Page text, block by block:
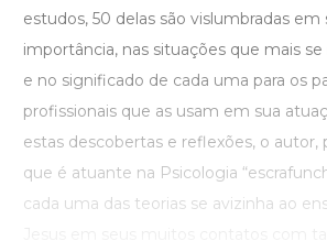
estudos, 50 delas são vislumbradas em
importância, nas situações que mais
e no significado de cada uma para os
profissionais que as usam em sua
estas descobertas e reflexões, o
que é atuante na Psicologia
cada uma das teorias se avizinha ao